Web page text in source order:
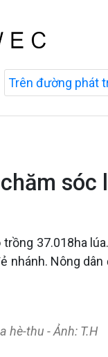
Trên đường phát
sóc
37.018ha
nhánh. Nông
hè-thu - Ảnh: T.H